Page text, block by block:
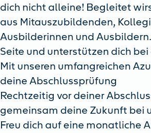
dich nicht alleine! Begleitet
aus Mitauszubildenden,
Ausbilderinnen und
Seite und unterstützen dich
Mit unseren umfangreichen
deine Abschlussprüfung
Rechtzeitig vor deiner
gemeinsam deine Zukunft bei
Freu dich auf eine monatliche